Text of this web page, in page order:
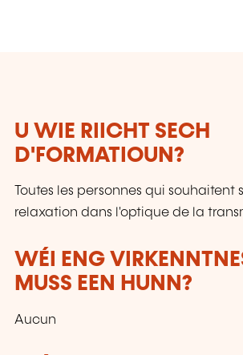
amener à être épanouis dans
faire évoluer vos compétences
U WIE RIICHT SECH
D'FORMATIOUN?
Toutes les personnes qui souhaitent
relaxation dans l'optique de la
WÉI ENG
MUSS EEN HUNN?
Aucun